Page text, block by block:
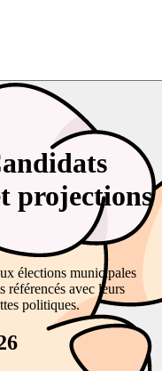
projections
élections municipales
référencés avec leurs
politiques.